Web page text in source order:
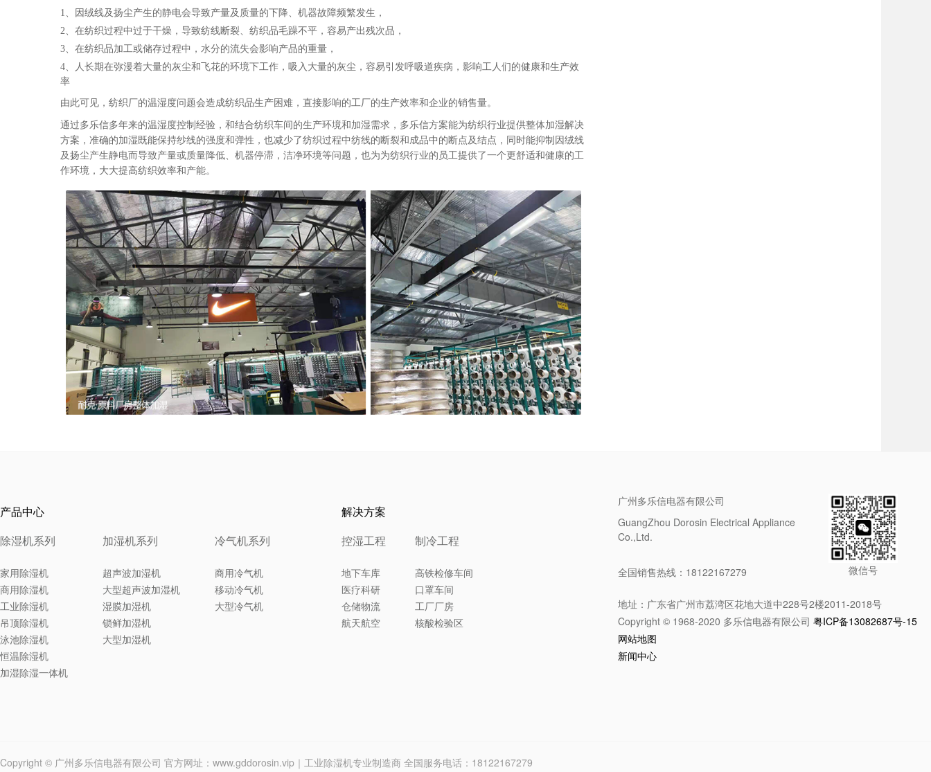
1、因绒线及扬尘产生的静电会导致产量及质量的下降、机器故障频繁发生，
2、在纺织过程中过于干燥，导致纺线断裂、纺织品毛躁不平，容易产出残次品，
3、在纺织品加工或储存过程中，水分的流失会影响产品的重量，
4、人长期在弥漫着大量的灰尘和飞花的环境下工作，吸入大量的灰尘，容易引发呼吸道疾病，影响工人们的健康和生产效
率
由此可见，纺织厂的温湿度问题会造成纺织品生产困难，直接影响的工厂的生产效率和企业的销售量。
通过多乐信多年来的温湿度控制经验，和结合纺织车间的生产环境和加湿需求，多乐信方案能为纺织行业提供整体加湿解决
方案，准确的加湿既能保持纱线的强度和弹性，也减少了纺织过程中纺线的断裂和成品中的断点及结点，同时能抑制因绒线
及扬尘产生静电而导致产量或质量降低、机器停滞，洁净环境等问题，也为为纺织行业的员工提供了一个更舒适和健康的工
作环境，大大提高纺织效率和产能。
产品中心
除湿机系列
家用除湿机
商用除湿机
工业除湿机
吊顶除湿机
泳池除湿机
恒温除湿机
加湿除湿一体机
加湿机系列
超声波加湿机
大型超声波加湿机
湿膜加湿机
锁鲜加湿机
大型加湿机
冷气机系列
商用冷气机
移动冷气机
大型冷气机
解决方案
控湿工程
地下车库
医疗科研
仓储物流
航天航空
制冷工程
高铁检修车间
口罩车间
工厂厂房
核酸检验区
广州多乐信电器有限公司
GuangZhou Dorosin Electrical Appliance
Co.,Ltd.
全国销售热线：18122167279 微信号
地址：广东省广州市荔湾区花地大道中228号2楼2011-2018号
Copyright © 1968-2020 多乐信电器有限公司 粤ICP备13082687号-15
网站地图
新闻中心
Copyright © 广州多乐信电器有限公司 官方网址：www.gddorosin.vip｜工业除湿机专业制造商 全国服务电话：18122167279